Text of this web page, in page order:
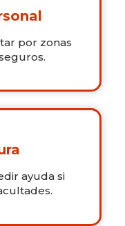
por zonas
ayuda si